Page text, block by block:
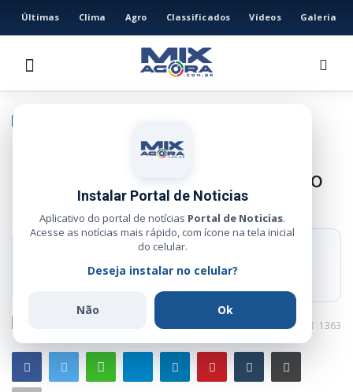
Últimas Clima Agro Classificados Vídeos Galeria
ÚLTIMAS
CLIMA
GALERIA
MUSICA
GERAL
Instalar Portal de Noticias
Aplicativo do portal de notícias Portal de Noticias.
Acesse as notícias mais rápido, com ícone na tela inicial
do celular.
Deseja instalar no celular?
Não Ok
Lula e Flávio Bolsonaro
participam de eventos em Mato
Grosso no mesmo dia
Principais candidatos da corrida presidencial cumprem agenda no
Jun 14, 2026 1363